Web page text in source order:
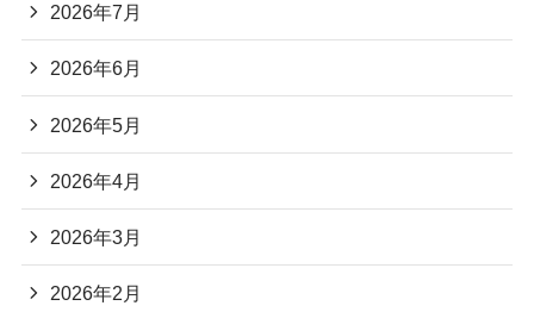
2026年7月
2026年6月
2026年5月
2026年4月
2026年3月
2026年2月